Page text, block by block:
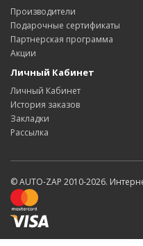
Производители
Подарочные сертификаты
Партнерская программа
Акции
Личный Кабинет
Личный Кабинет
История заказов
Закладки
Рассылка
© AUTO-ZAP 2010-2026.